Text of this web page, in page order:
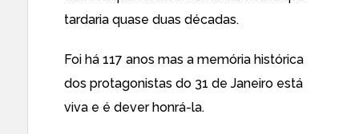
tardaria quase duas décadas.
Foi há 117 anos mas a memória histórica
dos protagonistas do 31 de Janeiro está
viva e é dever honrá-la.